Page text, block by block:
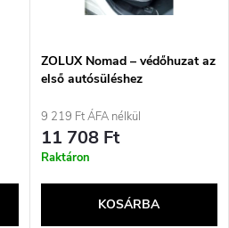
ZOLUX Nomad – védőhuzat az
első autósüléshez
9 219 Ft ÁFA nélkül
11 708 Ft
Raktáron
KOSÁRBA